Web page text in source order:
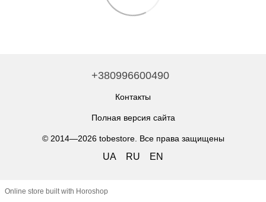
+380996600490
Контакты
Полная версия сайта
© 2014—2026 tobestore. Все права защищены
UA RU EN
Online store built with Horoshop